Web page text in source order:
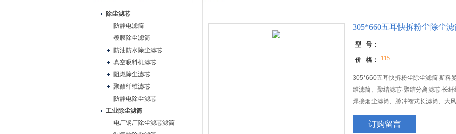
除尘滤芯
防静电滤筒
覆膜除尘滤筒
防油防水除尘滤芯
真空吸料机滤芯
阻燃除尘滤芯
聚酯纤维滤芯
防静电除尘滤芯
工业除尘滤筒
电厂钢厂除尘滤芯滤筒
305*660五耳快拆粉尘除尘滤
型 号：
价 格： 115
305*660五耳快拆粉尘除尘滤筒 斯科
维滤筒、聚结滤芯·聚结分离滤芯·长
焊接烟尘滤筒、脉冲褶式长滤筒、大
订购留言